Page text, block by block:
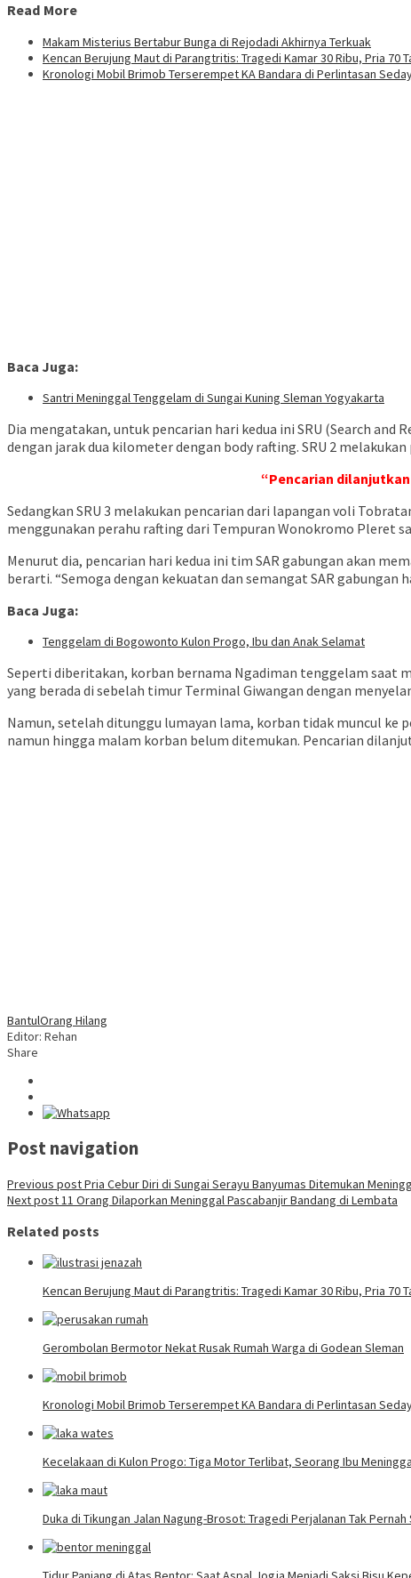
Read More
Makam Misterius Bertabur Bunga di Rejodadi Akhirnya Terkuak
Kencan Berujung Maut di Parangtritis: Tragedi Kamar 30 Ribu, Pria 70
Kronologi Mobil Brimob Terserempet KA Bandara di Perlintasan
Baca Juga:
Santri Meninggal Tenggelam di Sungai Kuning Sleman Yogyakarta
Dia mengatakan, untuk pencarian hari kedua ini SRU (Search and
dengan jarak dua kilometer dengan body rafting. SRU 2
“Pencarian
Sedangkan SRU 3 melakukan pencarian dari lapangan voli
menggunakan perahu rafting dari Tempuran Wonokromo Pleret
Menurut dia, pencarian hari kedua ini tim SAR gabungan akan
berarti. “Semoga dengan kekuatan dan semangat SAR gabungan
Baca Juga:
Tenggelam di Bogowonto Kulon Progo, Ibu dan Anak Selamat
Seperti diberitakan, korban bernama Ngadiman tenggelam saat
yang berada di sebelah timur Terminal Giwangan dengan
Namun, setelah ditunggu lumayan lama, korban tidak muncul ke
namun hingga malam korban belum ditemukan. Pencarian
BantulOrang Hilang
Editor: Rehan
Share
Post navigation
Previous postPria Cebur Diri di Sungai Serayu Banyumas Ditemukan
Next post11 Orang Dilaporkan Meninggal Pascabanjir Bandang di Lembata
Related posts
Kencan Berujung Maut di Parangtritis: Tragedi Kamar 30 Ribu, Pria 70
Gerombolan Bermotor Nekat Rusak Rumah Warga di Godean Sleman
Kronologi Mobil Brimob Terserempet KA Bandara di Perlintasan
Kecelakaan di Kulon Progo: Tiga Motor Terlibat, Seorang Ibu
Duka di Tikungan Jalan Nagung-Brosot: Tragedi Perjalanan Tak Pernah